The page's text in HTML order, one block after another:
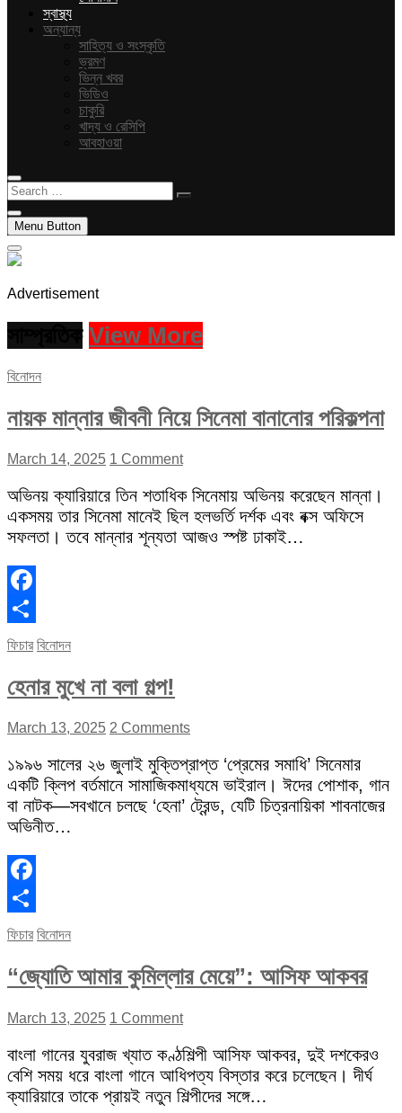
স্বাস্থ্য
অন্যান্য
সাহিত্য ও সংস্কৃতি
ভ্রমণ
ভিন্ন খবর
ভিডিও
চাকুরি
খাদ্য ও রেসিপি
আবহাওয়া
Search
…
Menu Button
Advertisement
View More
বিনোদন
নায়ক মান্নার জীবনী নিয়ে সিনেমা বানানোর পরিকল্পনা
March 14, 2025 1 Comment
অভিনয় ক্যারিয়ারে তিন শতাধিক সিনেমায় অভিনয় করেছেন মান্না।
একসময় তার সিনেমা মানেই ছিল হলভর্তি দর্শক এবং বক্স অফিসে
সফলতা। তবে মান্নার শূন্যতা আজও স্পষ্ট ঢাকাই…
Facebook
Share
ফিচার বিনোদন
হেনার মুখে না বলা গল্প!
March 13, 2025 2 Comments
১৯৯৬ সালের ২৬ জুলাই মুক্তিপ্রাপ্ত ‘প্রেমের সমাধি’ সিনেমার
একটি ক্লিপ বর্তমানে সামাজিকমাধ্যমে ভাইরাল। ঈদের পোশাক, গান
বা নাটক—সবখানে চলছে ‘হেনা’ ট্রেন্ড, যেটি চিত্রনায়িকা শাবনাজের
অভিনীত…
Facebook
Share
ফিচার বিনোদন
“জ্যোতি আমার কুমিল্লার মেয়ে”: আসিফ আকবর
March 13, 2025 1 Comment
বাংলা গানের যুবরাজ খ্যাত কণ্ঠশিল্পী আসিফ আকবর, দুই দশকেরও
বেশি সময় ধরে বাংলা গানে আধিপত্য বিস্তার করে চলেছেন। দীর্ঘ
ক্যারিয়ারে তাকে প্রায়ই নতুন শিল্পীদের সঙ্গে…